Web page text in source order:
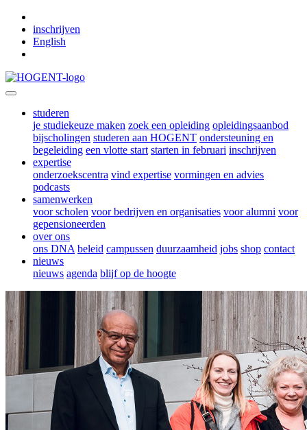
inschrijven
English
studeren
je studiekeuze maken zoek een opleiding opleidingsaanbod
bijscholingen studeren aan HOGENT ondersteuning en
begeleiding een vlotte start starten in februari inschrijven
expertise
onderzoekscentra vind expertise vormingen en advies
podcasts
samenwerken
voor scholen voor bedrijven en organisaties voor alumni voor
gepensioneerden
over ons
ons DNA beleid campussen duurzaamheid jobs shop contact
nieuws
nieuws agenda blijf op de hoogte